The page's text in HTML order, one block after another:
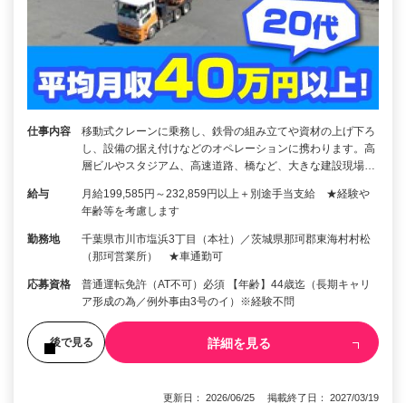
仕事内容
移動式クレーンに乗務し、鉄骨の組み立てや資材の上げ下ろ
し、設備の据え付けなどのオペレーションに携わります。高
層ビルやスタジアム、高速道路、橋など、大きな建設現場…
給与
月給199,585円～232,859円以上＋別途手当支給 ★経験や
年齢等を考慮します
勤務地
千葉県市川市塩浜3丁目（本社）／茨城県那珂郡東海村村松
（那珂営業所） ★車通勤可
応募資格
普通運転免許（AT不可）必須 【年齢】44歳迄（長期キャリ
ア形成の為／例外事由3号のイ）※経験不問
後で見る 詳細を見る
更新日： 2026/06/25 掲載終了日： 2027/03/19